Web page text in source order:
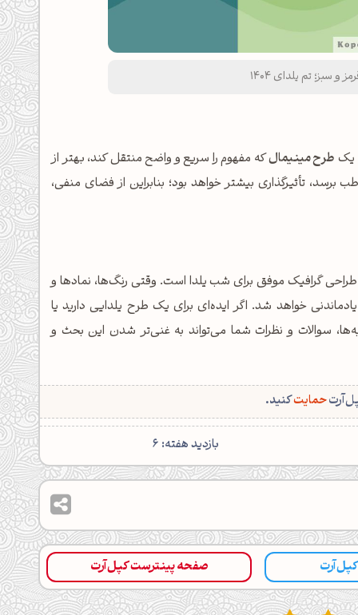
سبز؛ تم یلدای 1404
یکطرح مینیمالکه مفهوم را سریع و واضح منتقل کند، بهتر از
تأثیرگذاری بیشتر خواهد بود؛ بنابراین از فضای منفی،
گرافیک موفق برای شب یلدا است. وقتی رنگ‌ها، نمادها و
خواهد شد. اگر ایده‌ای برای یک طرح یلدایی دارید یا
سوالات و نظرات شما می‌تواند به غنی‌تر شدن این بحث و
حمایتکنید.
بازدید هفته: 6
کپل‌آرت صفحه پینترست کپل‌آرت